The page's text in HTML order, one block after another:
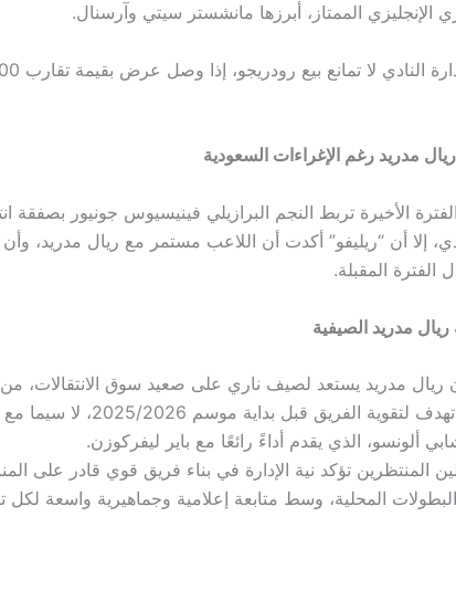
الإنجليزي الممتاز، أبرزها مانشستر سيتي وآرسنال.
وتشير التقديرات إلى أن إدارة النادي لا تمانع
مدريد رغم الإغراءات السعودية
الأخيرة تربط النجم البرازيلي فينيسيوس جونيور بصفقة
إلا أن “ريليفو” أكدت أن اللاعب مستمر مع ريال مدريد، وأن
المقبلة.
مدريد الصيفية
ريال مدريد يستعد لصيف ناري على صعيد سوق الانتقالات،
عملية إعادة هيكلة شاملة تهدف لتقوية الفريق قبل بداية
ألونسو، الذي يقدم أداءً رائعًا مع باير ليفركوزن.
المنتظرين تؤكد نية الإدارة في بناء فريق قوي قادر على
المحلية، وسط متابعة إعلامية وجماهيرية واسعة لكل